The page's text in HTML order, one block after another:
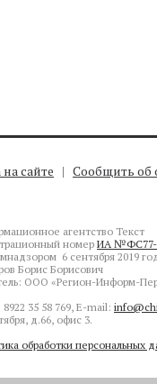
сайте Сообщить об
агентство Текст
номер ИА №ФС77-
6 сентября 2019
Борис Борисович
ООО «Регион-Информ-
35 58 769, E-mail:
д.66, офис 3.
обработки персональных